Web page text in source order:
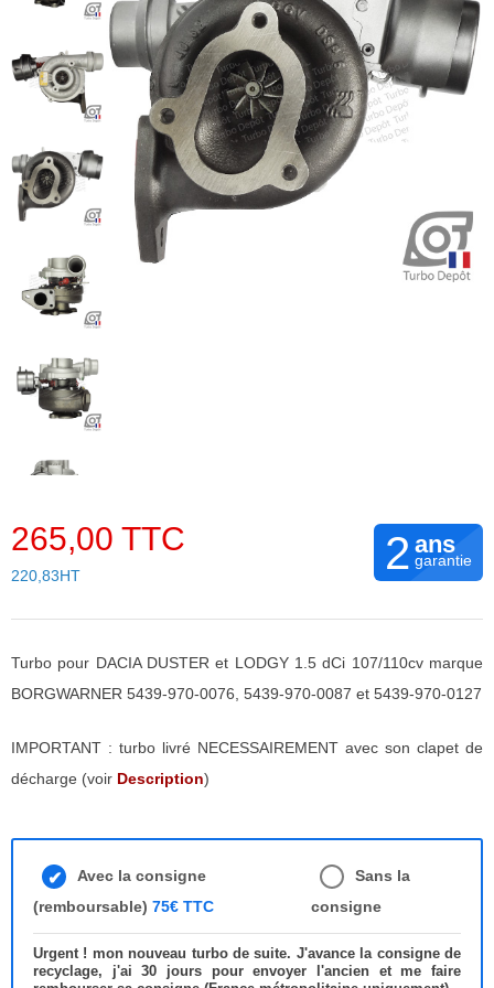
265,00 TTC
220,83HT 2 ans
garantie
Turbo pour DACIA DUSTER et LODGY 1.5 dCi 107/110cv marque
BORGWARNER 5439-970-0076, 5439-970-0087 et 5439-970-0127
IMPORTANT : turbo livré NECESSAIREMENT avec son clapet de
décharge (voir Description)
Avec la consigne
(remboursable) 75€ TTC
Sans la
consigne
Urgent ! mon nouveau turbo de suite. J'avance la consigne de
recyclage, j'ai 30 jours pour envoyer l'ancien et me faire